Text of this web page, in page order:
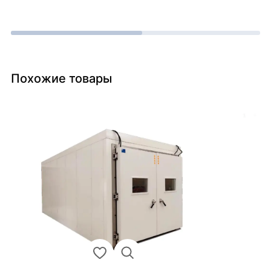
Похожие товары